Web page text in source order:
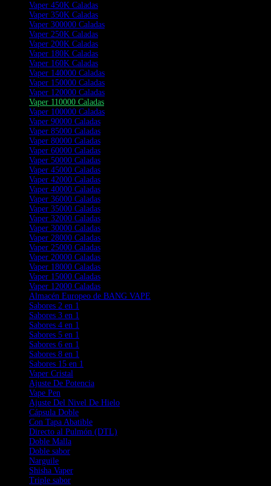
Vaper 450K Caladas
Vaper 350K Caladas
Vaper 300000 Caladas
Vaper 250K Caladas
Vaper 200K Caladas
Vaper 180K Caladas
Vaper 160K Caladas
Vaper 140000 Caladas
Vaper 150000 Caladas
Vaper 120000 Caladas
Vaper 110000 Caladas
Vaper 100000 Caladas
Vaper 90000 Caladas
Vaper 85000 Caladas
Vaper 80000 Caladas
Vaper 60000 Caladas
Vaper 50000 Caladas
Vaper 45000 Caladas
Vaper 42000 Caladas
Vaper 40000 Caladas
Vaper 36000 Caladas
Vaper 35000 Caladas
Vaper 32000 Caladas
Vaper 30000 Caladas
Vaper 28000 Caladas
Vaper 25000 Caladas
Vaper 20000 Caladas
Vaper 18000 Caladas
Vaper 15000 Caladas
Vaper 12000 Caladas
Almacén Europeo de BANG VAPE
Sabores 2 en 1
Sabores 3 en 1
Sabores 4 en 1
Sabores 5 en 1
Sabores 6 en 1
Sabores 8 en 1
Sabores 15 en 1
Vaper Cristal
Ajuste De Potencia
Vape Pen
Ajuste Del Nivel De Hielo
Cápsula Doble
Con Tapa Abatible
Directo al Pulmón (DTL)
Doble Malla
Doble sabor
Narguile
Shisha Vaper
Triple sabor